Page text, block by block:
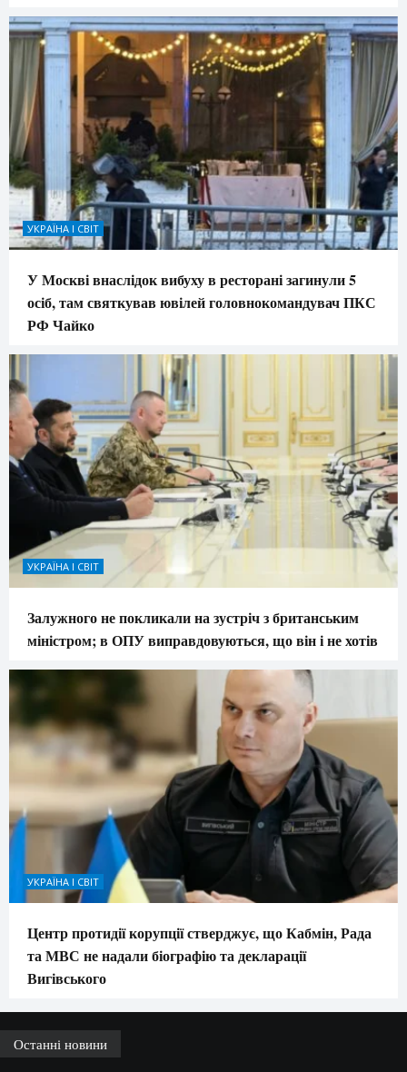
УКРАЇНА І СВІТ
У Москві внаслідок вибуху в ресторані загинули 5
осіб, там святкував ювілей головнокомандувач ПКС
РФ Чайко
УКРАЇНА І СВІТ
Залужного не покликали на зустріч з британським
міністром; в ОПУ виправдовуються, що він і не хотів
УКРАЇНА І СВІТ
Центр протидії корупції стверджує, що Кабмін, Рада
та МВС не надали біографію та декларації
Вигівського
Останні новини